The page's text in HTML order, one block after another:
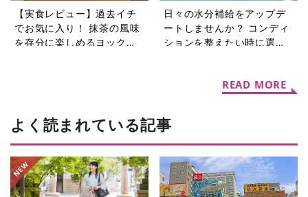
【実食レビュー】過去イチ
でお気に入り！ 抹茶の風味
を存分に楽しめるヨックモ
日々の水分補給をアップデ
ートしませんか？ コンディ
ションを整えたい時に選び
READ MORE
よく読まれている記事